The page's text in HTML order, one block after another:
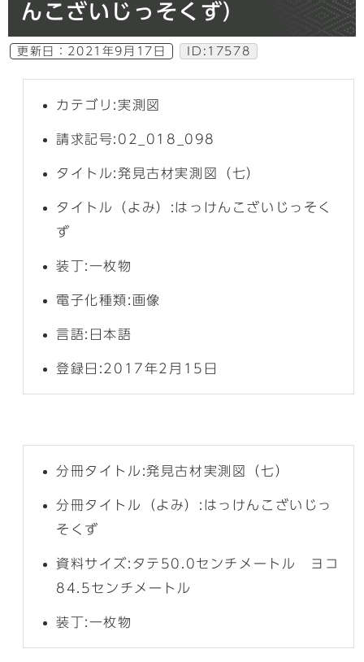
んこざいじっそくず）
更新日： 2021年9月17日 ID:17578
カテゴリ:実測図
請求記号:02_018_098
タイトル:発見古材実測図（七）
タイトル（よみ）:はっけんこざいじっそく
ず
装丁:一枚物
電子化種類:画像
言語:日本語
登録日:2017年2月15日
分冊タイトル:発見古材実測図（七）
分冊タイトル（よみ）:はっけんこざいじっ
そくず
資料サイズ:タテ50.0センチメートル ヨコ
84.5センチメートル
装丁:一枚物